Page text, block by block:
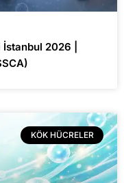
2026 |
KÖK HÜCRELER